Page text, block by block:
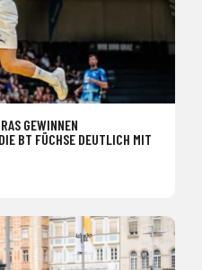
GEWINNEN
BT FÜCHSE DEUTLICH MIT